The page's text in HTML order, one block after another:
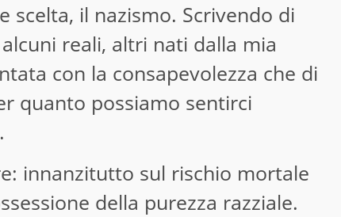
scelta, il nazismo. Scrivendo di
reali, altri nati dalla mia
con la consapevolezza che di
quanto possiamo sentirci
innanzitutto sul rischio mortale
della purezza razziale.